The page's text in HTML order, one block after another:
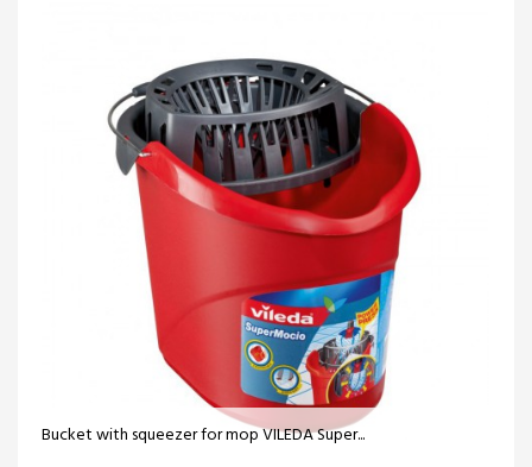
Bucket with squeezer for mop VILEDA Super...